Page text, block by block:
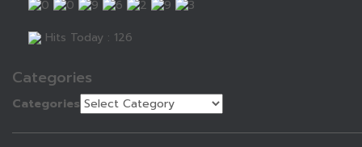
Hits Today : 126
Categories
Categories